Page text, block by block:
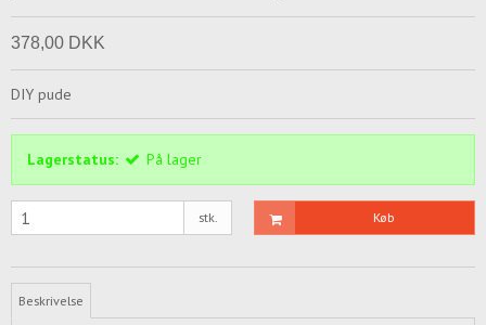
378,00 DKK
DIY pude
Lagerstatus: På lager
stk. Køb
Beskrivelse